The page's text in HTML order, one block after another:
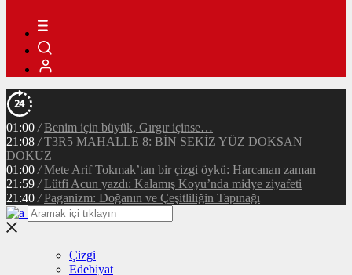
01:00 / Benim için büyük, Gırgır içinse…
21:08 / T3R5 MAHALLE 8: BİN SEKİZ YÜZ DOKSAN
DOKUZ
01:00 / Mete Arif Tokmak’tan bir çizgi öykü: Harcanan zaman
21:59 / Lütfi Acun yazdı: Kalamış Koyu’nda midye ziyafeti
21:40 / Paganizm: Doğanın ve Çeşitliliğin Tapınağı
Çizgi
Edebiyat